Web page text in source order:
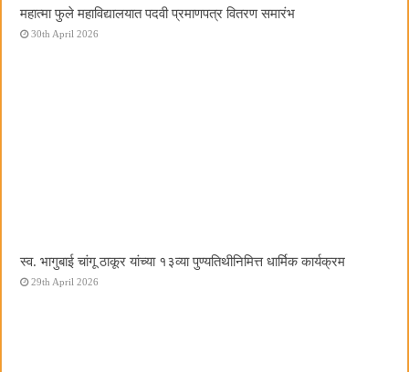
महात्मा फुले महाविद्यालयात पदवी प्रमाणपत्र वितरण समारंभ
30th April 2026
स्व. भागुबाई चांगू ठाकूर यांच्या १३व्या पुण्यतिथीनिमित्त धार्मिक कार्यक्रम
29th April 2026